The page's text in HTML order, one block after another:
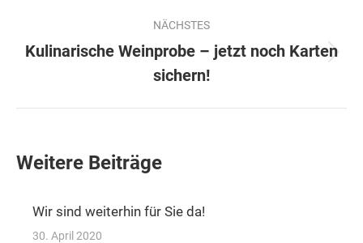
NÄCHSTES
Nächster
Beitrag:
Kulinarische Weinprobe – jetzt noch Karten
sichern!
Weitere Beiträge
Wir sind weiterhin für Sie da!
30. April 2020